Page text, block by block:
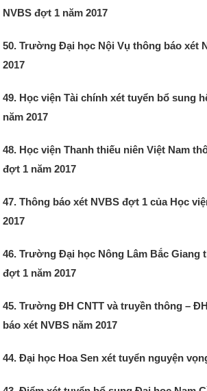
NVBS đợt 1 năm 2017
50. Trường Đại học Nội Vụ thông báo xét
2017
49. Học viện Tài chính xét tuyển bổ sung
năm 2017
48. Học viện Thanh thiếu niên Việt Nam
đợt 1 năm 2017
47. Thông báo xét NVBS đợt 1 của Học
2017
46. Trường Đại học Nông Lâm Bắc Giang
đợt 1 năm 2017
45. Trường ĐH CNTT và truyền thông –
báo xét NVBS năm 2017
44. Đại học Hoa Sen xét tuyển nguyện